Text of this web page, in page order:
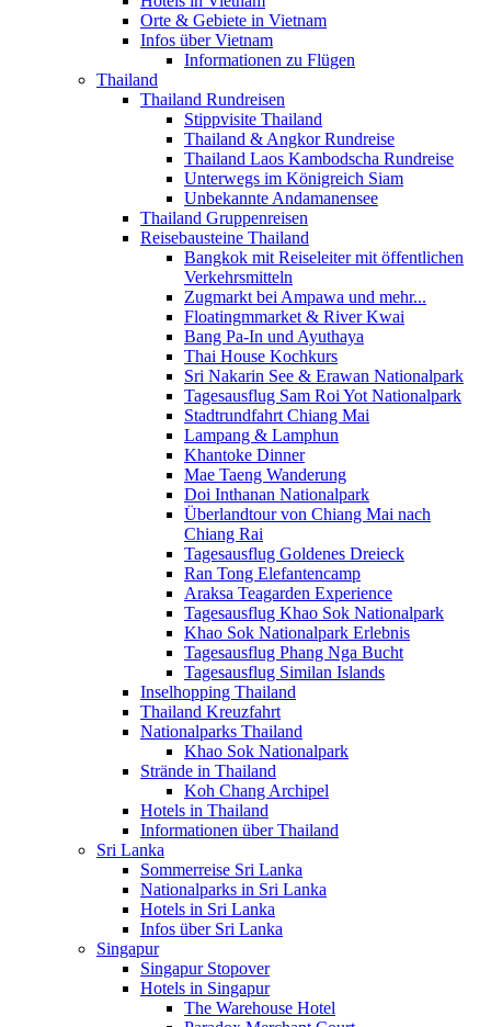
Orte & Gebiete in Vietnam
Infos über Vietnam
Informationen zu Flügen
Thailand
Thailand Rundreisen
Stippvisite Thailand
Thailand & Angkor Rundreise
Thailand Laos Kambodscha Rundreise
Unterwegs im Königreich Siam
Unbekannte Andamanensee
Thailand Gruppenreisen
Reisebausteine Thailand
Bangkok mit Reiseleiter mit öffentlichen
Verkehrsmitteln
Zugmarkt bei Ampawa und mehr...
Floatingmmarket & River Kwai
Bang Pa-In und Ayuthaya
Thai House Kochkurs
Sri Nakarin See & Erawan Nationalpark
Tagesausflug Sam Roi Yot Nationalpark
Stadtrundfahrt Chiang Mai
Lampang & Lamphun
Khantoke Dinner
Mae Taeng Wanderung
Doi Inthanan Nationalpark
Überlandtour von Chiang Mai nach
Chiang Rai
Tagesausflug Goldenes Dreieck
Ran Tong Elefantencamp
Araksa Teagarden Experience
Tagesausflug Khao Sok Nationalpark
Khao Sok Nationalpark Erlebnis
Tagesausflug Phang Nga Bucht
Tagesausflug Similan Islands
Inselhopping Thailand
Thailand Kreuzfahrt
Nationalparks Thailand
Khao Sok Nationalpark
Strände in Thailand
Koh Chang Archipel
Hotels in Thailand
Informationen über Thailand
Sri Lanka
Sommerreise Sri Lanka
Nationalparks in Sri Lanka
Hotels in Sri Lanka
Infos über Sri Lanka
Singapur
Singapur Stopover
Hotels in Singapur
The Warehouse Hotel